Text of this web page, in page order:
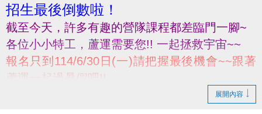
招生最後倒數啦！
截至今天，許多有趣的營隊課程都差臨門一腳~
各位小小特工‍，蘆運需要您!! 一起拯救宇宙~~
報名只到114/6/30日(一)請把握最後機會~~跟著
蘆運一起過暑假吧!!
展開內容